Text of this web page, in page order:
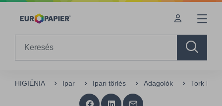
Table Of Content
HIGIÉNIA Ipar Ipari törlés Adagolók Tork